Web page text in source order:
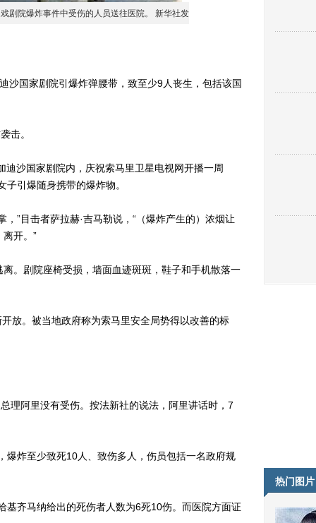
剧院爆炸事件中受伤的人员送往医院。 新华社发
国家剧院引爆炸弹腰带，致至少9人丧生，包括该国
击。
沙国家剧院内，庆祝索马里卫星电视网开播一周
引爆随身携带的爆炸物。
”目击者萨拉赫·吉马勒说，“（爆炸产生的）浓烟让
开。”
剧院座椅受损，墙面血迹斑斑，鞋子和手机散落一
。被当地政府称为索马里安全局势得以改善的标
阿里没有受伤。按法新社的说法，阿里讲话时，7
炸至少致死10人、致伤多人，伤员包括一名政府规
齐马纳给出的死伤者人数为6死10伤。而医院方面证
热门图片